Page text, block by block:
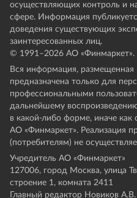
осуществляющих контроль и
сфере. Информация
доведения существующих
заинтересованных лиц.
© 1991–2026 АО
Вся информация, размещенная
предназначена только для
профессиональными
дальнейшему
в какой-либо форме, иначе как
АО «Финмаркет». Реализация
(потребителям) не
Учредитель АО «Финмаркет»
127006, город Москва, улица
строение 1, комната 2411
Главный редактор Новиков А.В.